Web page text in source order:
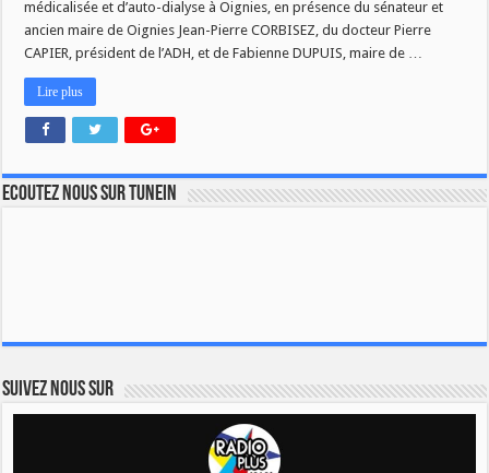
médicalisée et d’auto-dialyse à Oignies, en présence du sénateur et
ancien maire de Oignies Jean-Pierre CORBISEZ, du docteur Pierre
CAPIER, président de l’ADH, et de Fabienne DUPUIS, maire de …
Lire plus
Ecoutez nous sur TuneIn
Suivez nous sur